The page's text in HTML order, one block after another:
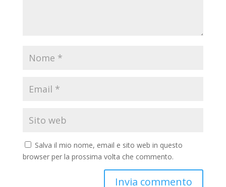
Salva il mio nome, email e sito web in questo
browser per la prossima volta che commento.